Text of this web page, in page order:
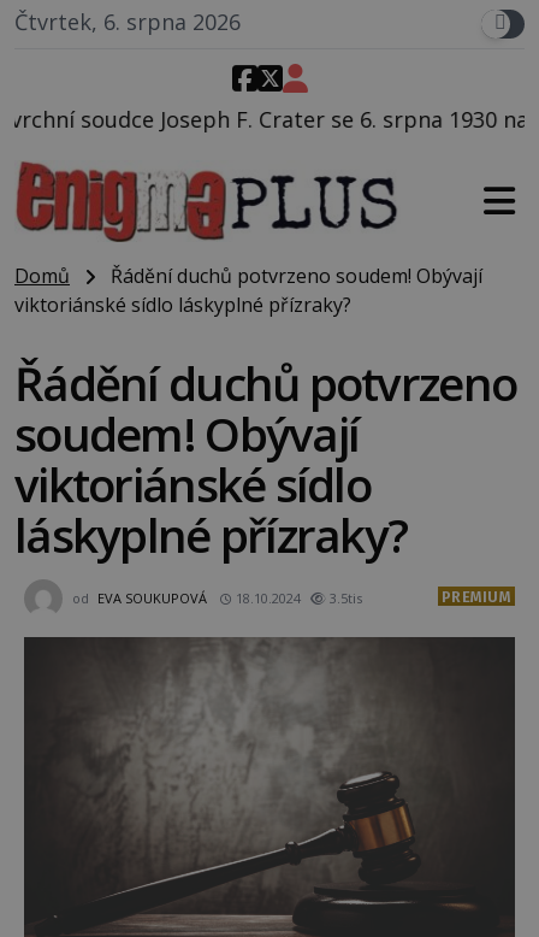
Čtvrtek, 6. srpna 2026
F. Crater se 6. srpna 1930 navečeří ve své
Domů
Řádění duchů potvrzeno soudem! Obývají
viktoriánské sídlo láskyplné přízraky?
Řádění duchů potvrzeno
soudem! Obývají
viktoriánské sídlo
láskyplné přízraky?
od EVA SOUKUPOVÁ 18.10.2024 3.5tis PREMIUM